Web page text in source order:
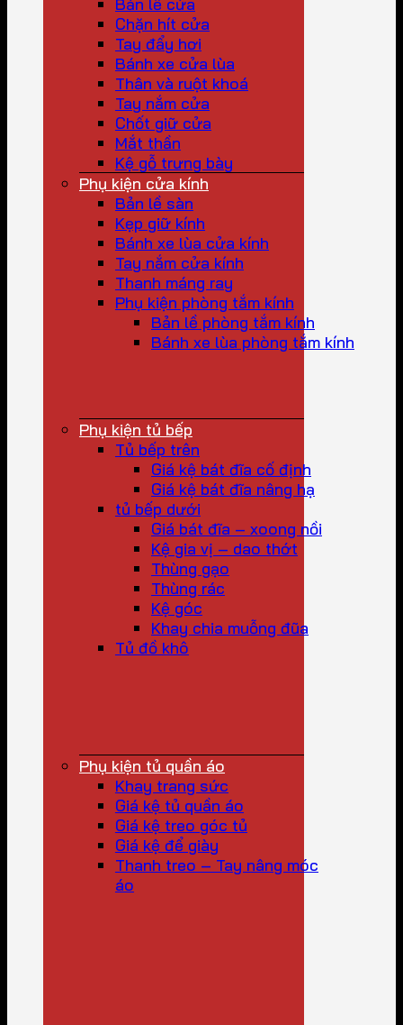
Chặn hít cửa
Tay đẩy hơi
Bánh xe cửa lùa
Thân và ruột khoá
Tay nắm cửa
Chốt giữ cửa
Mắt thần
Kệ gỗ trưng bày
Phụ kiện cửa kính
Bản lề sàn
Kẹp giữ kính
Bánh xe lùa cửa kính
Tay nắm cửa kính
Thanh máng ray
Phụ kiện phòng tắm kính
Bản lề phòng tắm kính
Bánh xe lùa phòng tắm kính
Phụ kiện tủ bếp
Tủ bếp trên
Giá kệ bát đĩa cố định
Giá kệ bát đĩa nâng hạ
tủ bếp dưới
Giá bát đĩa – xoong nồi
Kệ gia vị – dao thớt
Thùng gạo
Thùng rác
Kệ góc
Khay chia muỗng đũa
Tủ đồ khô
Phụ kiện tủ quần áo
Khay trang sức
Giá kệ tủ quần áo
Giá kệ treo góc tủ
Giá kệ để giày
Thanh treo – Tay nâng móc
áo